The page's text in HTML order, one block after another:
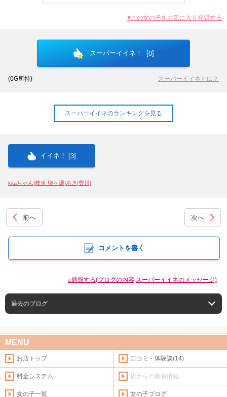
♥この女の子をお気に入り登録する
スーパーイイネ！ [0]
(0G所持) スーパーイイネとは？
スーパーイイネのランキングを見る
イイネ！ [3]
kitaちゃん[岐阜 柳ヶ瀬]あき[豊川]
前へ 次へ
コメントを書く
⚠通報する(ブログの内容,スーパーイイネのメッセージ)
過去のブログ
MENU
お店トップ 口コミ・体験談(14)
料金システム 店からの新着情報
女の子一覧 女の子ブログ